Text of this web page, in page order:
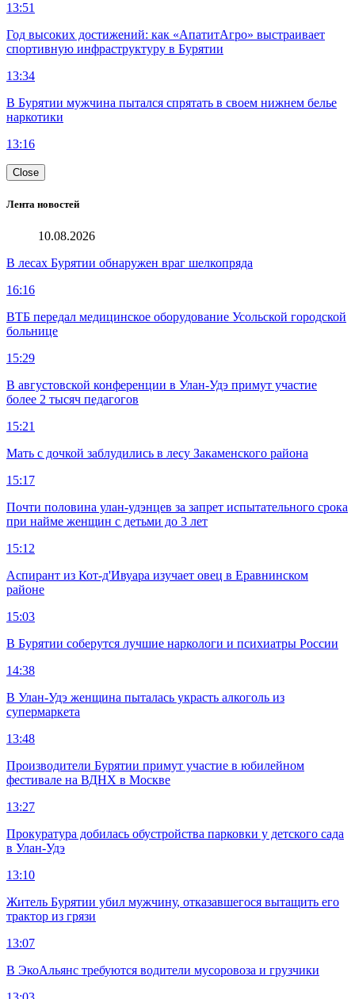
13:51
Год высоких достижений: как «АпатитАгро» выстраивает
спортивную инфраструктуру в Бурятии
13:34
В Бурятии мужчина пытался спрятать в своем нижнем белье
наркотики
13:16
Close
Лента новостей
10.08.2026
В лесах Бурятии обнаружен враг шелкопряда
16:16
ВТБ передал медицинское оборудование Усольской городской
больнице
15:29
В августовской конференции в Улан-Удэ примут участие
более 2 тысяч педагогов
15:21
Мать с дочкой заблудились в лесу Закаменского района
15:17
Почти половина улан-удэнцев за запрет испытательного срока
при найме женщин с детьми до 3 лет
15:12
Аспирант из Кот-д'Ивуара изучает овец в Еравнинском
районе
15:03
В Бурятии соберутся лучшие наркологи и психиатры России
14:38
В Улан-Удэ женщина пыталась украсть алкоголь из
супермаркета
13:48
Производители Бурятии примут участие в юбилейном
фестивале на ВДНХ в Москве
13:27
Прокуратура добилась обустройства парковки у детского сада
в Улан-Удэ
13:10
Житель Бурятии убил мужчину, отказавшегося вытащить его
трактор из грязи
13:07
В ЭкоАльянс требуются водители мусоровоза и грузчики